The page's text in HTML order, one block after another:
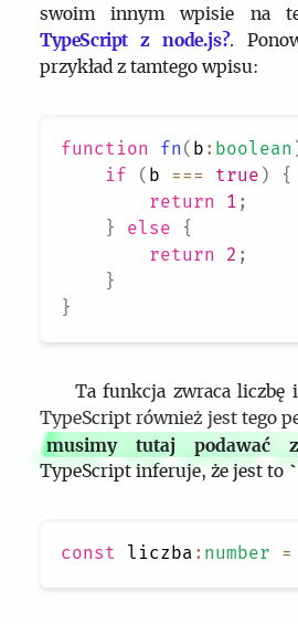
swoim innym wpisie na
TypeScript z node.js?.
przykład z tamtego wpisu:
function fn ( b : boolean
if
( b === true )
{
return
1 ;
}
else
{
return
2 ;
}
}
Ta funkcja zwraca liczbę
TypeScript również jest tego
musimy tutaj podawać
TypeScript inferuje, że jest to
const liczba : number =